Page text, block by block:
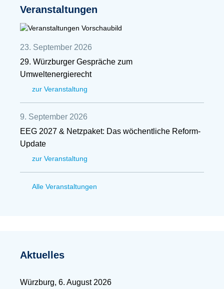
Veranstaltungen
23. September 2026
29. Würzburger Gespräche zum
Umweltenergierecht
zur Veranstaltung
9. September 2026
EEG 2027 & Netzpaket: Das wöchentliche Reform-
Update
zur Veranstaltung
Alle Veranstaltungen
Aktuelles
Würzburg, 6. August 2026